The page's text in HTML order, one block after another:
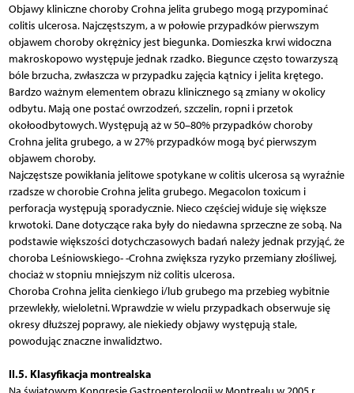
Objawy kliniczne choroby Crohna jelita grubego mogą przypominać
colitis ulcerosa. Najczęstszym, a w połowie przypadków pierwszym
objawem choroby okrężnicy jest biegunka. Domieszka krwi widoczna
makroskopowo występuje jednak rzadko. Biegunce często towarzyszą
bóle brzucha, zwłaszcza w przypadku zajęcia kątnicy i jelita krętego.
Bardzo ważnym elementem obrazu klinicznego są zmiany w okolicy
odbytu. Mają one postać owrzodzeń, szczelin, ropni i przetok
okołoodbytowych. Występują aż w 50–80% przypadków choroby
Crohna jelita grubego, a w 27% przypadków mogą być pierwszym
objawem choroby.
Najczęstsze powikłania jelitowe spotykane w colitis ulcerosa są wyraźnie
rzadsze w chorobie Crohna jelita grubego. Megacolon toxicum i
perforacja występują sporadycznie. Nieco częściej widuje się większe
krwotoki. Dane dotyczące raka były do niedawna sprzeczne ze sobą. Na
podstawie większości dotychczasowych badań należy jednak przyjąć, że
choroba Leśniowskiego- -Crohna zwiększa ryzyko przemiany złośliwej,
chociaż w stopniu mniejszym niż colitis ulcerosa.
Choroba Crohna jelita cienkiego i/lub grubego ma przebieg wybitnie
przewlekły, wieloletni. Wprawdzie w wielu przypadkach obserwuje się
okresy dłuższej poprawy, ale niekiedy objawy występują stale,
powodując znaczne inwalidztwo.
II.5. Klasyfikacja montrealska